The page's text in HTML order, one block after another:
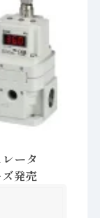
ータ
発売